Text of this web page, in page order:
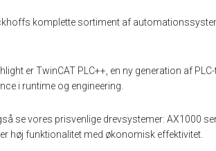
komplette sortiment af
er TwinCAT PLC++, en ny generation af
i runtime og engineering.
se vores prisvenlige drevsystemer: AX1000
høj funktionalitet med økonomisk effektivitet.